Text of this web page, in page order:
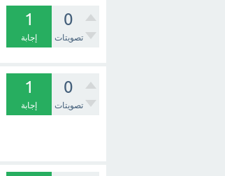
0
تصويتات
1
إجابة
0
تصويتات
1
إجابة